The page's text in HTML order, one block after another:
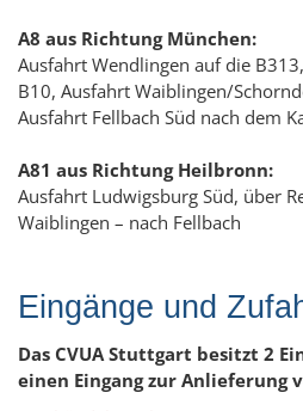
A8 aus Richtung München:
Ausfahrt Wendlingen auf die
B10, Ausfahrt Waiblingen/
Ausfahrt Fellbach Süd nach dem
A81 aus Richtung Heilbronn:
Ausfahrt Ludwigsburg Süd, über
Waiblingen – nach Fellbach
Eingänge und
Das CVUA Stuttgart besitzt 2
einen Eingang zur Anlieferung